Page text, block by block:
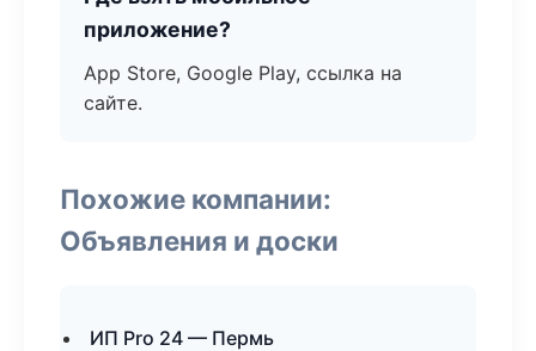
приложение?
App Store, Google Play, ссылка на
сайте.
Похожие компании:
Объявления и доски
ИП Pro 24 — Пермь